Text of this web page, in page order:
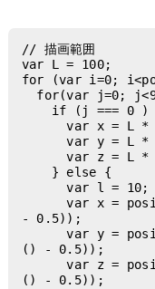
// 描画範囲
var L = 100;
for (var i=0;
      var x = L * Math.random() - L/2;
      var y = L * Math.random() - L/2;
      var z = L * Math.random() - L/2;
      var l = 10;
      var x = positions[i] + (l * (Math.random()
- 0.5));
      var y = positions[i+1] + (l * (Math.random
() - 0.5));
      var z = positions[i+2] + (l * (Math.random
() - 0.5));